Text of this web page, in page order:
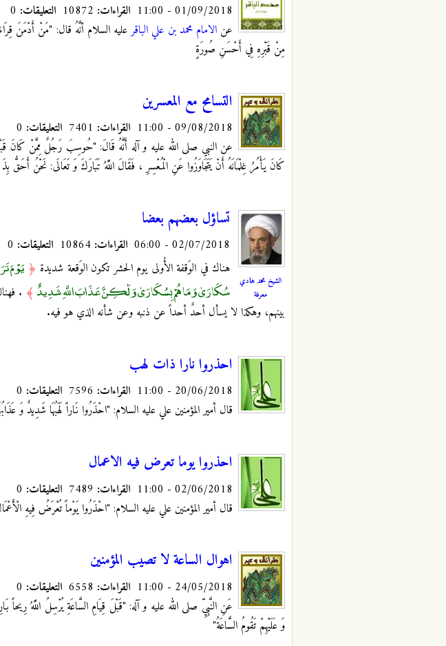
01/09/2018 - 11:00 القراءات: التعليقات:
عنالامام محمد بن علي الباقرعليه السلام أنَّهُ قال: "مَنْ أَدْمَنَ
مِنْ قَبْرِهِ فِي أَحْسَنِ صُورَةٍ
التسامح مع المعسرين
09/08/2018 - 11:00 القراءات: التعليقات:
عن النبي صلى الله عليه و آله أَنَّهُ قَالَ:‏ "حُوسِبَ رَجُلٌ مِمَّنْ كَانَ
كَانَ يَأْمُرُ غِلْمَانَهُ أَنْ يَتَجَاوَزُوا عَنِ الْمُعْسِرِ ، فَقَالَ اللَّهُ تَبَارَكَ وَ تَعَالَى: نَحْنُ أَحَقُّ بِذَ
الشيخ محمد هادي
معرفة
تساؤل بعضهم بعضا
02/07/2018 - 06:00 القراءات: التعليقات:
هناك في الوَقفة الأُولى يوم الحشر تكون الوَقعة شديدة ﴿ يَوْمَ
سُكَارَىٰ وَمَا هُمْ بِسُكَارَىٰ وَلَٰكِنَّ عَذَابَ اللَّهِ شَدِيدٌ ﴾ .
بينهم، وهكذا لا يسأل أحدٌ أحداً عن ذنبه وعن شأنه الذي هو فيه.
احذروا نارا ذات لهب
20/06/2018 - 11:00 القراءات: التعليقات:
قال أمير المؤمنين علي عليه السلام: "احْذَرُوا نَاراً لَهَبُهَا شَدِيدٌ وَ
احذروا يوما تعرض فيه الاعمال
02/06/2018 - 11:00 القراءات: التعليقات:
قال أمير المؤمنين علي عليه السلام: "احْذَرُوا يَوْماً تُعْرَضُ فِيهِ
اهوال الساعة لا تصيب المؤمنين
24/05/2018 - 11:00 القراءات: التعليقات:
عَنِ النَّبِيِّ صلى الله عليه و آله:‏ "قَبْلَ قِيَامِ السَّاعَةِ يُرْسِلُ اللَّهُ
وَ عَلَيْهِمْ تَقُومُ السَّاعَةُ"